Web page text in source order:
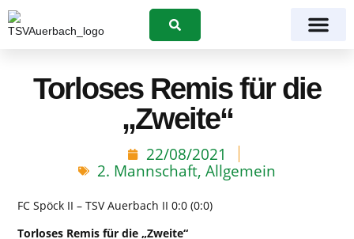
Suchen
Torloses Remis für die
„Zweite“
22/08/2021
2. Mannschaft, Allgemein
FC Spöck II – TSV Auerbach II 0:0 (0:0)
Torloses Remis für die „Zweite“